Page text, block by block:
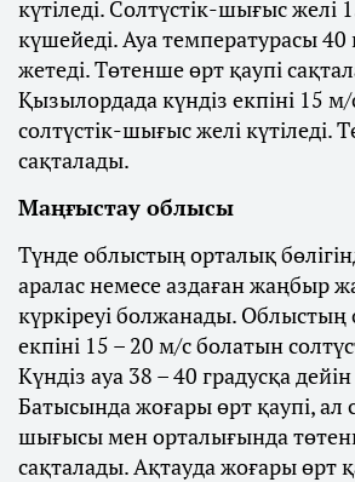
күтіледі. Солтүстік-шығыс желі
күшейеді. Ауа температурасы 40
жетеді. Төтенше өрт қаупі
Қызылордада күндіз екпіні 15 м/
солтүстік-шығыс желі күтіледі.
сақталады.
Маңғыстау облысы
Түнде облыстың орталық
аралас немесе аздаған жаңбыр
күркіреуі болжанады. Облыстың
екпіні 15 – 20 м/с болатын
Күндіз ауа 38 – 40 градусқа
Батысында жоғары өрт қаупі, ал
шығысы мен орталығында
сақталады. Ақтауда жоғары өрт